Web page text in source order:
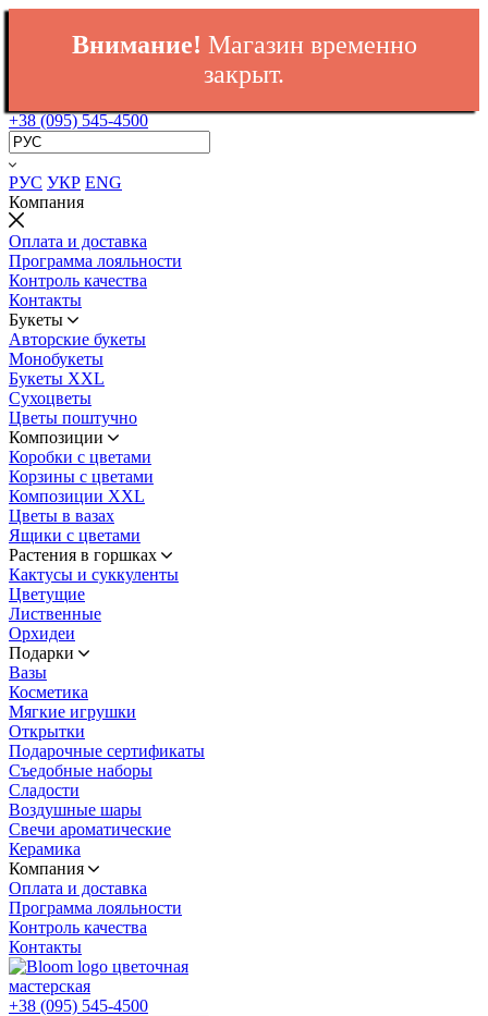
Внимание! Магазин временно
закрыт.
+38 (095) 545-4500
РУС УКР ENG
Компания
Оплата и доставка
Программа лояльности
Контроль качества
Контакты
Букеты
Авторские букеты
Монобукеты
Букеты XXL
Сухоцветы
Цветы поштучно
Композиции
Коробки с цветами
Корзины с цветами
Композиции XXL
Цветы в вазах
Ящики с цветами
Растения в горшках
Кактусы и суккуленты
Цветущие
Лиственные
Орхидеи
Подарки
Вазы
Косметика
Мягкие игрушки
Открытки
Подарочные сертификаты
Съедобные наборы
Сладости
Воздушные шары
Свечи ароматические
Керамика
Компания
Оплата и доставка
Программа лояльности
Контроль качества
Контакты
цветочная
мастерская
+38 (095) 545-4500